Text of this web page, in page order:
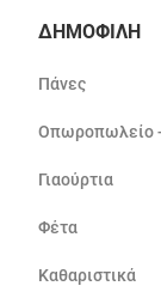
ΔΗΜΟΦΙΛΗ
Πάνες
Οπωροπωλείο
Γιαούρτια
Φέτα
Καθαριστικά